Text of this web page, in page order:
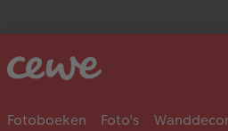
Fotoboeken Foto's